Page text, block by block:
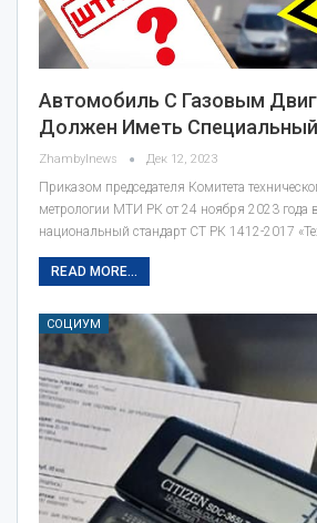
Автомобиль С Газовым
Должен Иметь
Zhambylnews Дек 12, 2023
Приказом председателя Комитета
метрологии МТИ РК от 24 ноября 2023 года
национальный стандарт СТ РК 1412-2017
READ MORE...
СОЦИУМ